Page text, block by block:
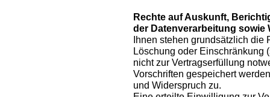
Rechte auf Auskunft,
der Datenverarbeitung sowie
Ihnen stehen grundsätzlich die
Löschung oder Einschränkung
nicht zur Vertragserfüllung
Vorschriften gespeichert
und Widerspruch zu.